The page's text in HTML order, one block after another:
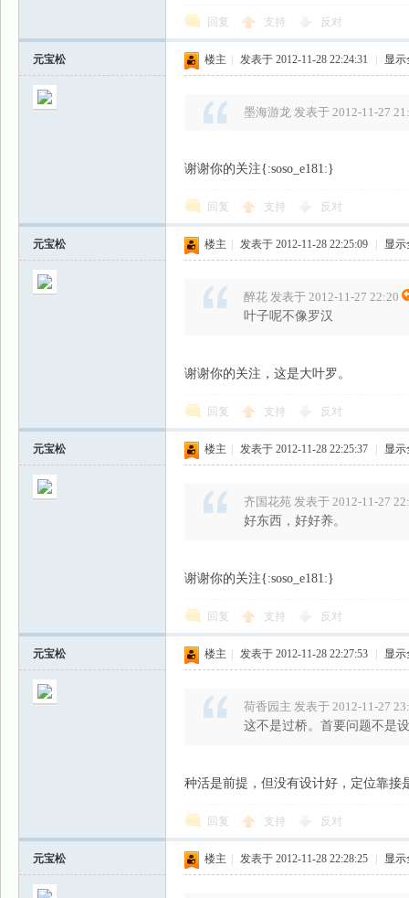
回复 支持 反对
元宝松 楼主 发表于 2012-11-28 22:24:31 显
墨海游龙 发表于 2012-11-27
谢谢你的关注{:soso_e181:}
回复 支持 反对
元宝松 楼主 发表于 2012-11-28 22:25:09 显
醉花 发表于 2012-11-27 22:20
叶子呢不像罗汉
谢谢你的关注，这是大叶罗。
回复 支持 反对
元宝松 楼主 发表于 2012-11-28 22:25:37 显
齐国花苑 发表于 2012-11-27
好东西，好好养。
谢谢你的关注{:soso_e181:}
回复 支持 反对
元宝松 楼主 发表于 2012-11-28 22:27:53 显
荷香园主 发表于 2012-11-27
这不是过桥。首要问题不是
种活是前提，但没有设计好，定位靠接
回复 支持 反对
元宝松 楼主 发表于 2012-11-28 22:28:25 显